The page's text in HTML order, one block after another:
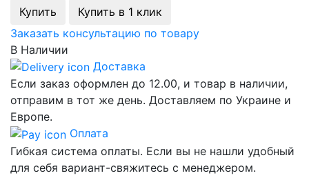
Купить
Купить в 1 клик
Заказать консультацию по товару
В Наличии
Доставка
Если заказ оформлен до 12.00, и товар в наличии,
отправим в тот же день. Доставляем по Украине и
Европе.
Оплата
Гибкая система оплаты. Если вы не нашли удобный
для себя вариант-свяжитесь с менеджером.